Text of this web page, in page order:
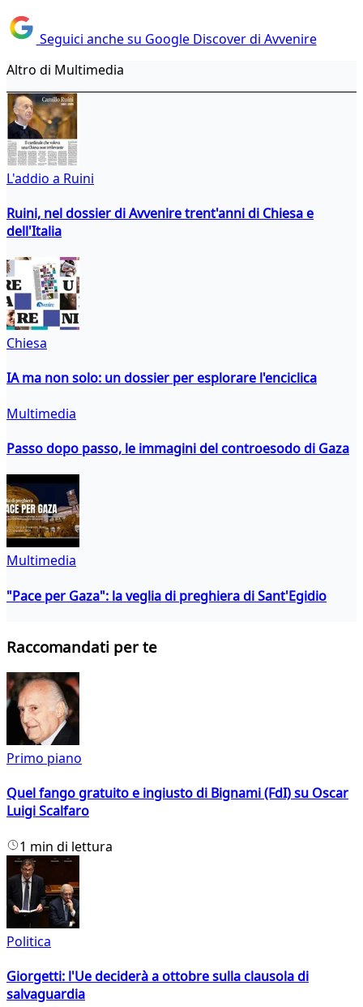
Seguici anche su Google Discover di Avvenire
Altro di Multimedia
L'addio a Ruini
Ruini, nel dossier di Avvenire trent'anni di Chiesa e
dell'Italia
Chiesa
IA ma non solo: un dossier per esplorare l'enciclica
Multimedia
Passo dopo passo, le immagini del controesodo di Gaza
Multimedia
"Pace per Gaza": la veglia di preghiera di Sant'Egidio
Raccomandati per te
Primo piano
Quel fango gratuito e ingiusto di Bignami (FdI) su Oscar
Luigi Scalfaro
1 min di lettura
Politica
Giorgetti: l'Ue deciderà a ottobre sulla clausola di
salvaguardia